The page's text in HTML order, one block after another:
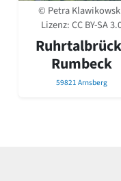
David Chipperfield
Harald Deilmann
Schneider von
Peter Behrens
Auszeichnung
© Petra
Lizenz:CC BY-SA
Rumbeck
59821 Arnsberg